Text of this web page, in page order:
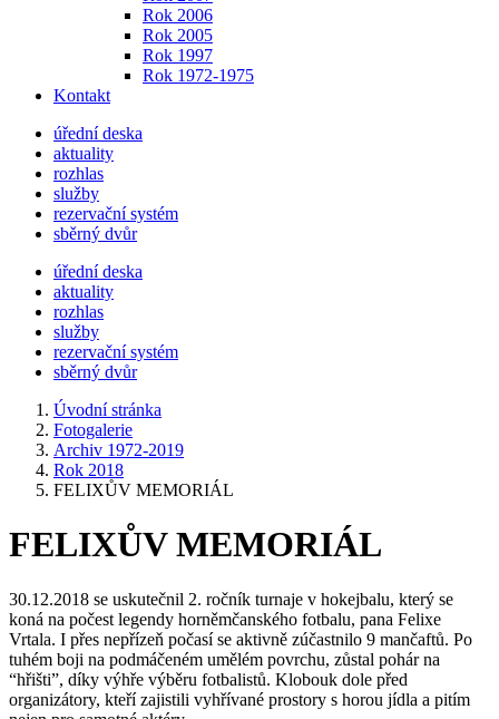
Rok 2006
Rok 2005
Rok 1997
Rok 1972-1975
Kontakt
úřední deska
aktuality
rozhlas
služby
rezervační systém
sběrný dvůr
úřední deska
aktuality
rozhlas
služby
rezervační systém
sběrný dvůr
Úvodní stránka
Fotogalerie
Archiv 1972-2019
Rok 2018
FELIXŮV MEMORIÁL
FELIXŮV MEMORIÁL
30.12.2018 se uskutečnil 2. ročník turnaje v hokejbalu, který se
koná na počest legendy horněmčanského fotbalu, pana Felixe
Vrtala. I přes nepřízeň počasí se aktivně zúčastnilo 9 mančaftů. Po
tuhém boji na podmáčeném umělém povrchu, zůstal pohár na
“hřišti”, díky výhře výběru fotbalistů. Klobouk dole před
organizátory, kteří zajistili vyhřívané prostory s horou jídla a pitím